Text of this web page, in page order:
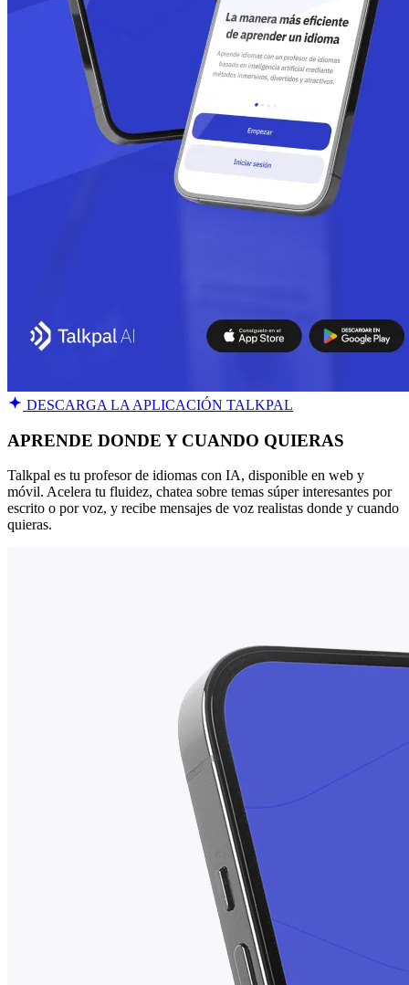
DESCARGA LA APLICACIÓN TALKPAL
APRENDE DONDE Y CUANDO QUIERAS
Talkpal es tu profesor de idiomas con IA, disponible en web y
móvil. Acelera tu fluidez, chatea sobre temas súper interesantes por
escrito o por voz, y recibe mensajes de voz realistas donde y cuando
quieras.